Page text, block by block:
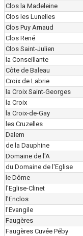
Clos la Madeleine
Clos les Lunelles
Clos Puy Arnaud
Clos René
Clos Saint-Julien
la Conseillante
Côte de Baleau
Croix de Labrie
la Croix Saint-Georges
la Croix
la Croix-de-Gay
les Cruzelles
Dalem
de la Dauphine
Domaine de l'A
du Domaine de l'Eglise
le Dôme
l'Eglise-Clinet
l'Enclos
l'Evangile
Faugères
Faugères Cuvée Péby